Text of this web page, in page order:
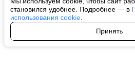
становился удобнее. Подробнее — в
использования cookie
Принять